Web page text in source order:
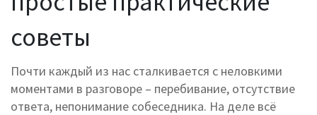
советы
Почти каждый из нас сталкивается с неловкими
моментами в разговоре – перебивание, отсутствие
ответа, непонимание собеседника. На деле всё